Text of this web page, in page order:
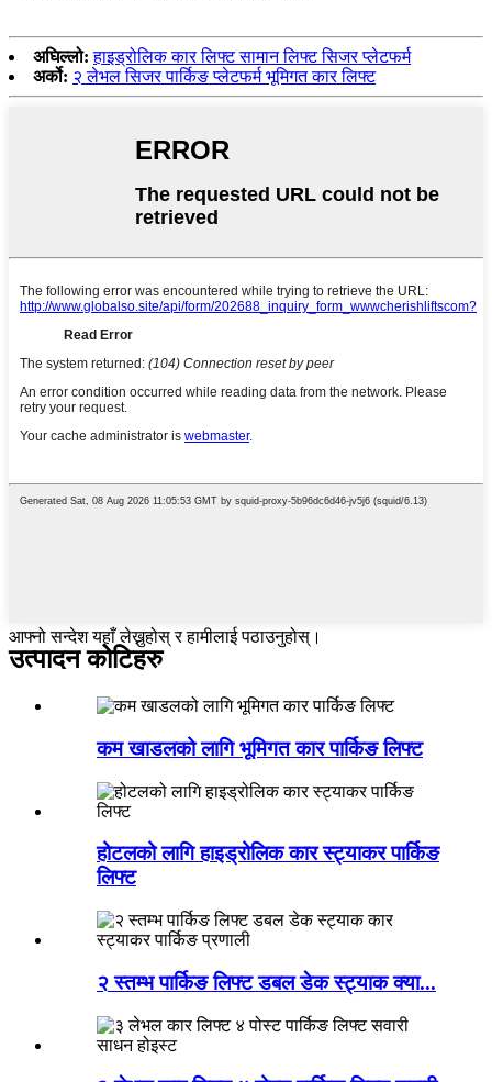
अघिल्लो: हाइड्रोलिक कार लिफ्ट सामान लिफ्ट सिजर प्लेटफर्म
अर्को: २ लेभल सिजर पार्किङ प्लेटफर्म भूमिगत कार लिफ्ट
आफ्नो सन्देश यहाँ लेख्नुहोस् र हामीलाई पठाउनुहोस्।
उत्पादन कोटिहरु
कम खाडलको लागि भूमिगत कार पार्किङ लिफ्ट
होटलको लागि हाइड्रोलिक कार स्ट्याकर पार्किङ
लिफ्ट
२ स्तम्भ पार्किङ लिफ्ट डबल डेक स्ट्याक क्या...